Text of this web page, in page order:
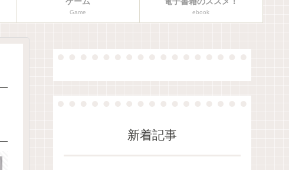
Game ebook
新着記事